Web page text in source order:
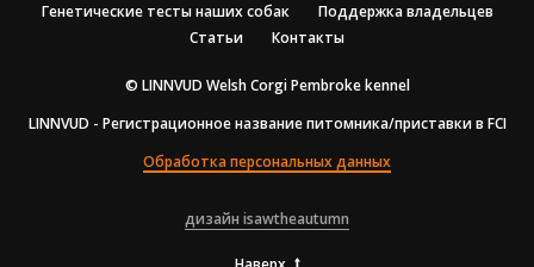
Генетические тесты наших собак
Поддержка владельцев
Статьи
Контакты
© LINNVUD Welsh Corgi Pembroke kennel
LINNVUD - Регистрационное название питомника/приставки в FCI
Обработка персональных данных
дизайн isawtheautumn